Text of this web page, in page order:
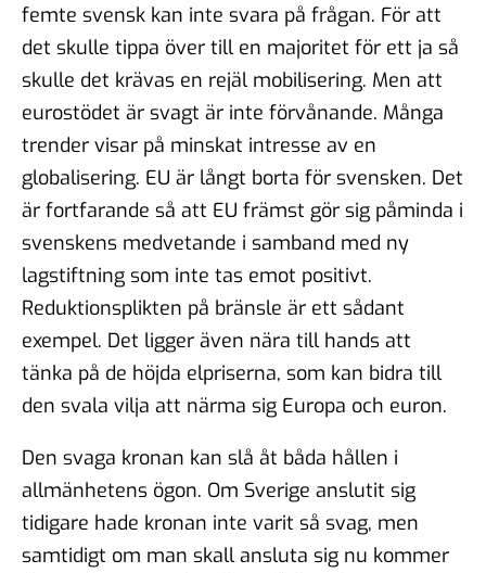
femte svensk kan inte svara på frågan. För att
det skulle tippa över till en majoritet för ett ja så
skulle det krävas en rejäl mobilisering. Men att
eurostödet är svagt är inte förvånande. Många
trender visar på minskat intresse av en
globalisering. EU är långt borta för svensken. Det
är fortfarande så att EU främst gör sig påminda i
svenskens medvetande i samband med ny
lagstiftning som inte tas emot positivt.
Reduktionsplikten på bränsle är ett sådant
exempel. Det ligger även nära till hands att
tänka på de höjda elpriserna, som kan bidra till
den svala vilja att närma sig Europa och euron.
Den svaga kronan kan slå åt båda hållen i
allmänhetens ögon. Om Sverige anslutit sig
tidigare hade kronan inte varit så svag, men
samtidigt om man skall ansluta sig nu kommer